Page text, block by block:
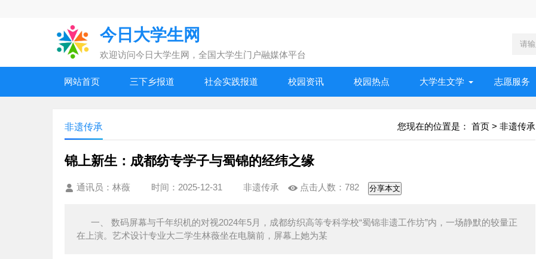
今日大学生网
欢迎访问今日大学生网，全国大学生门户融媒体平台
网站首页 三下乡报道 社会实践报道 校园资讯 校园热点 大学生文学 志愿服务
您现在的位置是： 首页 > 非遗传承
非遗传承
锦上新生：成都纺专学子与蜀锦的经纬之缘
通讯员：林薇 时间：2025-12-31 非遗传承 点击人数： 782 分享本文
一、 数码屏幕与千年织机的对视2024年5月，成都纺织高等专科学校“蜀锦非遗工作坊”内，一场静默的较量正
在上演。艺术设计专业大二学生林薇坐在电脑前，屏幕上她为某